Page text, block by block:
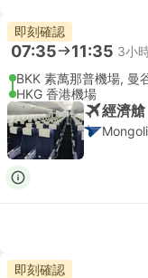
即刻確認
07:35 11:35 3小
BKK 素萬那普機場, 曼
HKG 香港機場
經濟
即刻確認